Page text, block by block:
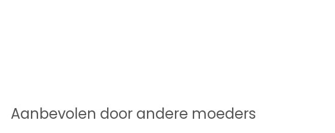
Aanbevolen door andere moeders